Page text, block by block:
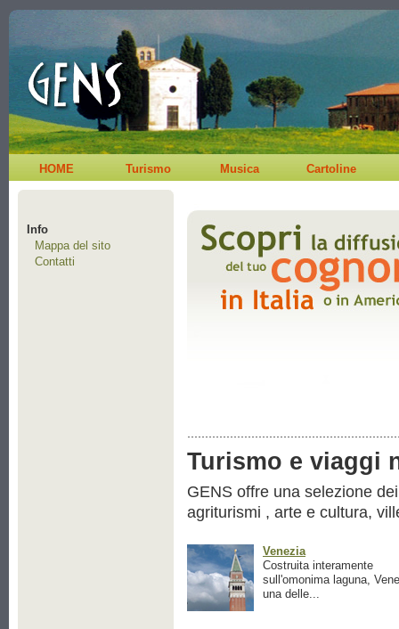
HOME Turismo Musica Cartoline
Info
Mappa del sito
Contatti
Turismo e viaggi
GENS offre una selezione
agriturismi , arte e cultura,
Venezia
Costruita interamente
sull'omonima laguna,
una delle...